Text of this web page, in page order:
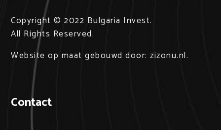
Copyright© 2022 Bulgaria Invest.
All Rights Reserved.
Website op maat gebouwd door:zizonu.nl.
Contact